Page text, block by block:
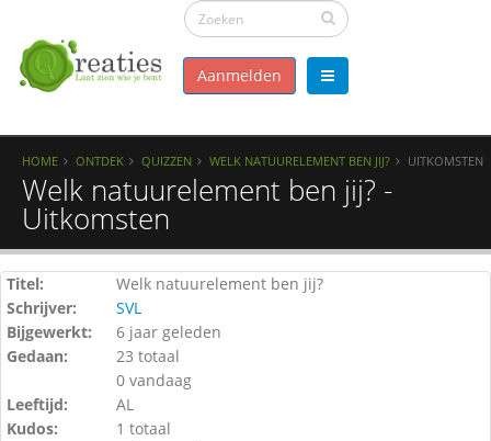
Aanmelden
HOME ONTDEK QUIZZEN WELK NATUURELEMENT BEN JIJ? UITKOMSTEN
Welk natuurelement ben jij? -
Uitkomsten
Titel:
Welk natuurelement ben jij?
Schrijver:
SVL
Bijgewerkt:
6 jaar geleden
Gedaan:
23 totaal
0 vandaag
Leeftijd:
AL
Kudos:
1 totaal